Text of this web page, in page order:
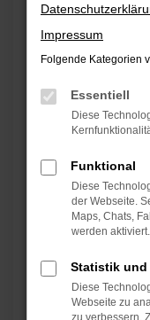
AUTOHAUS
Am Rehmanger
+49 5331
Whatsapp
Mo - Fr:
Sa:
Impressum
Folgende Kategorien
Essentiell
Diese
Funktional
Diese
der Webseite.
Maps, Chats,
werden aktiviert.
Statistik und
Diese
Webseite zu
zu verbessern.